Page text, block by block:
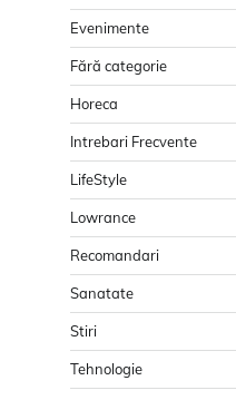
Evenimente
Fără categorie
Horeca
Intrebari Frecvente
LifeStyle
Lowrance
Recomandari
Sanatate
Stiri
Tehnologie